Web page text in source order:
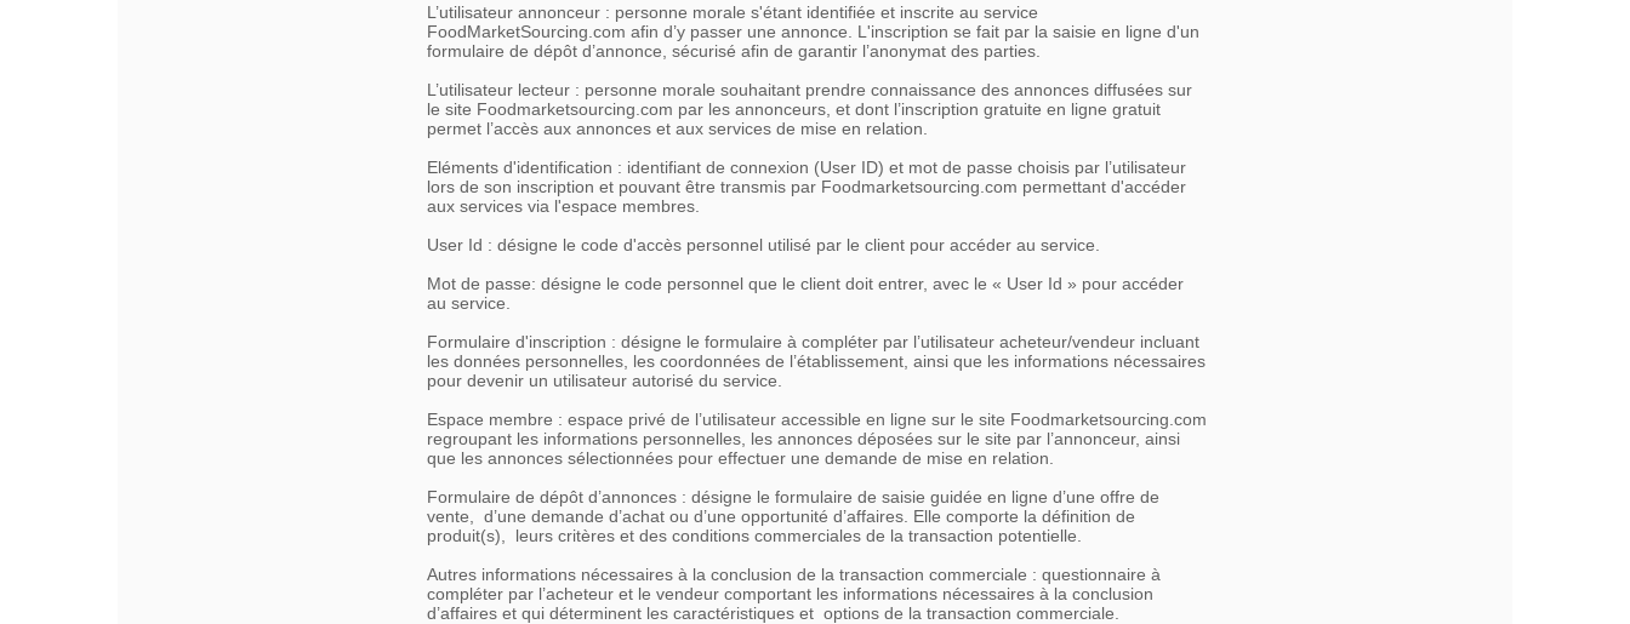
L’utilisateur annonceur : personne morale s'étant identifiée et inscrite au service
FoodMarketSourcing.com afin d’y passer une annonce. L'inscription se fait par la saisie en ligne d'un
formulaire de dépôt d’annonce, sécurisé afin de garantir l’anonymat des parties.
L’utilisateur lecteur : personne morale souhaitant prendre connaissance des annonces diffusées sur
le site Foodmarketsourcing.com par les annonceurs, et dont l’inscription gratuite en ligne gratuit
permet l’accès aux annonces et aux services de mise en relation.
Eléments d'identification : identifiant de connexion (User ID) et mot de passe choisis par l’utilisateur
lors de son inscription et pouvant être transmis par Foodmarketsourcing.com permettant d'accéder
aux services via l'espace membres.
User Id : désigne le code d'accès personnel utilisé par le client pour accéder au service.
Mot de passe: désigne le code personnel que le client doit entrer, avec le « User Id » pour accéder
au service.
Formulaire d'inscription : désigne le formulaire à compléter par l’utilisateur acheteur/vendeur incluant
les données personnelles, les coordonnées de l’établissement, ainsi que les informations nécessaires
pour devenir un utilisateur autorisé du service.
Espace membre : espace privé de l’utilisateur accessible en ligne sur le site Foodmarketsourcing.com
regroupant les informations personnelles, les annonces déposées sur le site par l’annonceur, ainsi
que les annonces sélectionnées pour effectuer une demande de mise en relation.
Formulaire de dépôt d’annonces : désigne le formulaire de saisie guidée en ligne d’une offre de
vente, d’une demande d’achat ou d’une opportunité d’affaires. Elle comporte la définition de
produit(s), leurs critères et des conditions commerciales de la transaction potentielle.
Autres informations nécessaires à la conclusion de la transaction commerciale : questionnaire à
compléter par l’acheteur et le vendeur comportant les informations nécessaires à la conclusion
d’affaires et qui déterminent les caractéristiques et options de la transaction commerciale.